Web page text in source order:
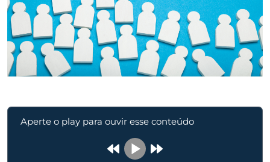
Aperte o play para ouvir esse conteúdo